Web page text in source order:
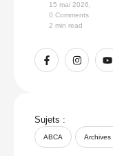
15 mai 2026
0 Comments
2 min read
Sujets :
ABCA Archives